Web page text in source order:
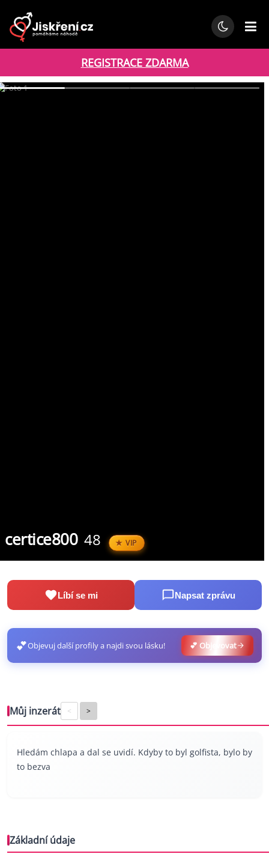
REGISTRACE ZDARMA
certice800 48 VIP
Líbí se mi Napsat zprávu
💕Objevuj další profily a najdi svou lásku! 💕 Objevovat
Můj inzerát < >
Hledám chlapa a dal se uvidí. Kdyby to byl golfista, bylo by
to bezva
Základní údaje